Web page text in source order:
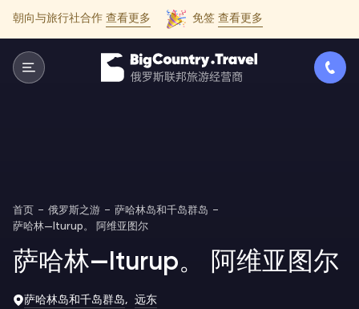
朝向与旅行社合作 查看更多 免签 查看更多
首页 俄罗斯之游
萨哈林岛和千岛群岛
萨哈林—Iturup。 阿维亚图尔
萨哈林—Iturup。 阿维亚图尔
萨哈林岛和千岛群岛 远东